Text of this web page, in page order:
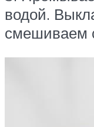
водой.
смешиваем